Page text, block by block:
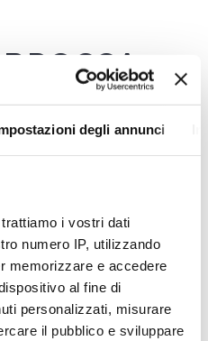
degli annunci
trattiamo i vostri dati
numero IP, utilizzando
memorizzare e accedere
al fine di
personalizzati, misurare
il pubblico e sviluppare
qualità dell'acqua
costosa ed inquinante
ricerca della qualità
pienamente e
richiesti dalla
controllata e